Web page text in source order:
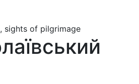
sights of pilgrimage